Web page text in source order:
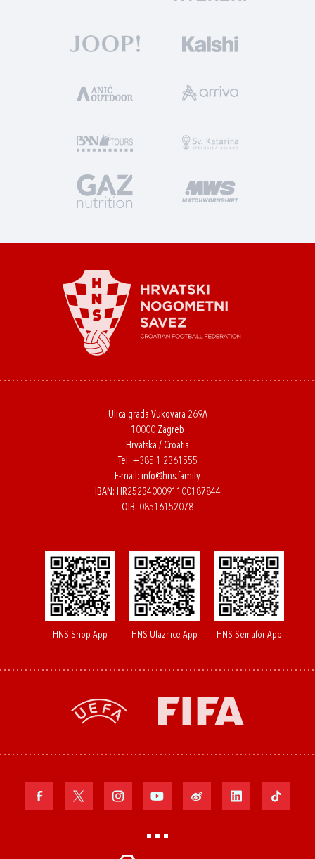
Ulica grada Vukovara 269A
10000 Zagreb
Hrvatska / Croatia
Tel: +385 1 2361555
E-mail: info@hns.family
IBAN: HR2523400091100187844
OIB: 08516152078
HNS Shop App HNS Ulaznice App HNS Semafor App